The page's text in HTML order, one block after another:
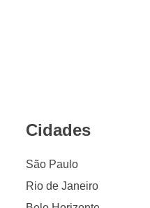
Cidades
São Paulo
Rio de Janeiro